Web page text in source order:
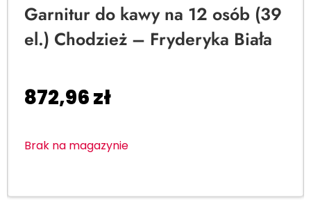
Garnitur do kawy na 12 osób (39
el.) Chodzież – Fryderyka Biała
872,96zł
Brak na magazynie